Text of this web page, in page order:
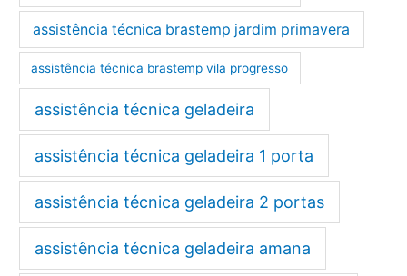
assistência técnica brastemp jardim primavera
assistência técnica brastemp vila progresso
assistência técnica geladeira
assistência técnica geladeira 1 porta
assistência técnica geladeira 2 portas
assistência técnica geladeira amana